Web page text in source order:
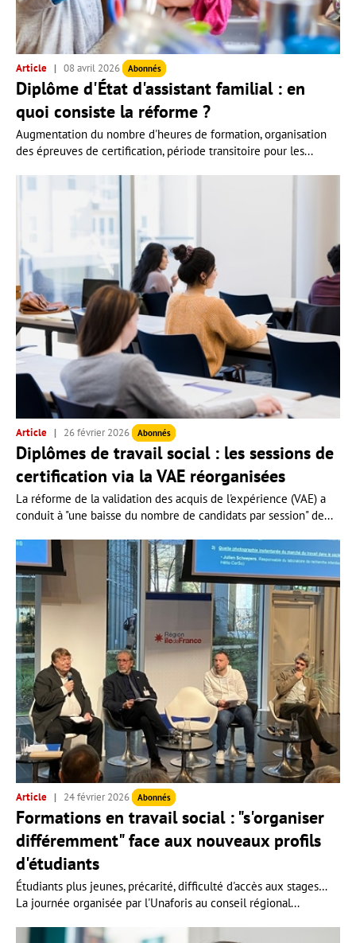
Article 08 avril 2026 Abonnés
Diplôme d'État d'assistant familial : en
quoi consiste la réforme ?
Augmentation du nombre d'heures de formation, organisation
des épreuves de certification, période transitoire pour les...
Article 26 février 2026 Abonnés
Diplômes de travail social : les sessions de
certification via la VAE réorganisées
La réforme de la validation des acquis de l'expérience (VAE) a
conduit à "une baisse du nombre de candidats par session" de...
Article 24 février 2026 Abonnés
Formations en travail social : "s'organiser
différemment" face aux nouveaux profils
d'étudiants
Étudiants plus jeunes, précarité, difficulté d'accès aux stages…
La journée organisée par l'Unaforis au conseil régional...